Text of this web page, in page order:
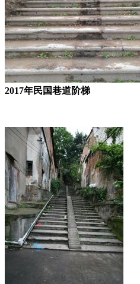
2017年民国巷道阶梯